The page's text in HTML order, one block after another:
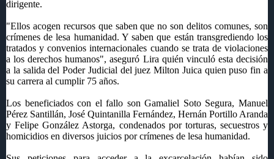
dirigente.
"Ellos acogen recursos que saben que no son delitos comunes, son
crímenes de lesa humanidad. Y saben que están transgrediendo los
tratados y convenios internacionales cuando se trata de violaciones
a los derechos humanos", aseguró Lira quién vinculó esta decisión
a la salida del Poder Judicial del juez Milton Juica quien puso fin a
su carrera al cumplir 75 años.
Los beneficiados con el fallo son Gamaliel Soto Segura, Manuel
Pérez Santillán, José Quintanilla Fernández, Hernán Portillo Aranda
y Felipe González Astorga, condenados por torturas, secuestros y
homicidios en diversos juicios por crímenes de lesa humanidad.